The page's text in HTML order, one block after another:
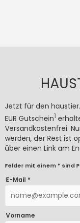
Jetzt für den
EUR Gutschein1
Versandkostenfrei.
werden, der Rest ist
über einen Link am
Felder mit einem * sind
E-Mail *
Vorname